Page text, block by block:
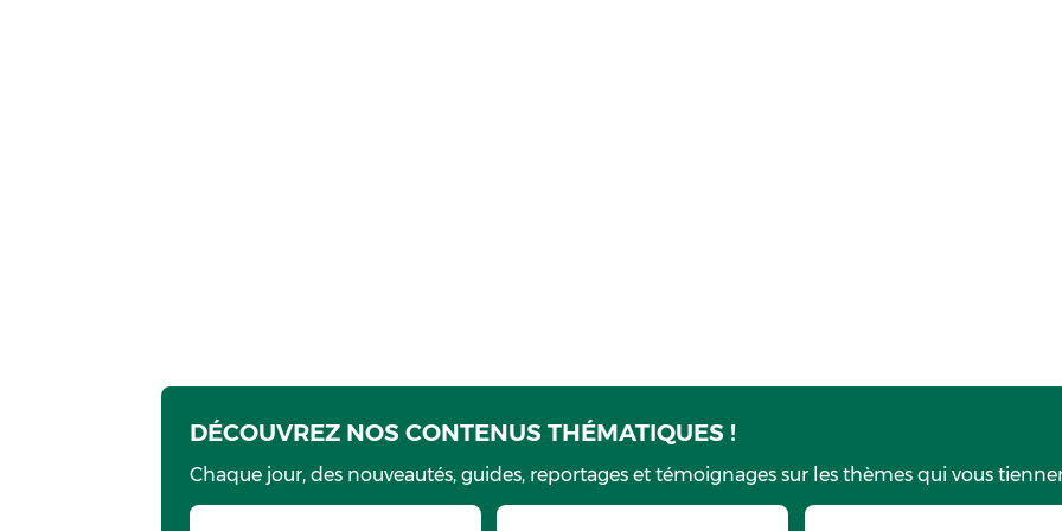
DÉCOUVREZ NOS CONTENUS THÉMATIQUES !
Chaque jour, des nouveautés, guides, reportages et témoignages sur les thèmes qui vous